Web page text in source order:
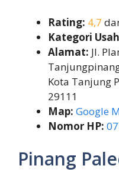
Rating: 4,7
Kategori
Alamat: Jl.
Kota Tanjung
29111
Map: Google
Nomor HP:
Pinang